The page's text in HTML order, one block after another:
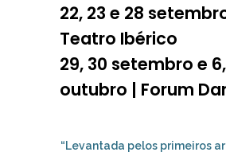
22, 23 e 28
Teatro Ibérico
29, 30 setembro e
outubro | Forum
“Levantada pelos primeiros